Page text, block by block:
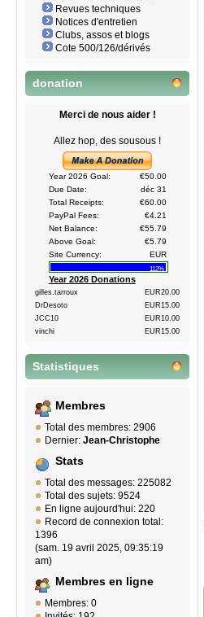
Revues techniques
Notices d'entretien
Clubs, assos et blogs
Cote 500/126/dérivés
donation
Merci de nous aider !
Allez hop, des sousous !
Year 2026 Goal:
€50.00
Due Date:
déc 31
Total Receipts:
€60.00
PayPal Fees:
€4.21
Net Balance:
€55.79
Above Goal:
€5.79
Site Currency:
EUR
112%
Year 2026 Donations
gilles.tarroux
EUR20.00
DrDesoto
EUR15.00
JCC10
EUR10.00
vinchi
EUR15.00
Statistiques
Membres
Total des membres: 2906
Dernier: Jean-Christophe
Stats
Total des messages: 225082
Total des sujets: 9524
En ligne aujourd'hui: 220
Record de connexion total:
1396
(sam. 19 avril 2025, 09:35:19
am)
Membres en ligne
Membres: 0